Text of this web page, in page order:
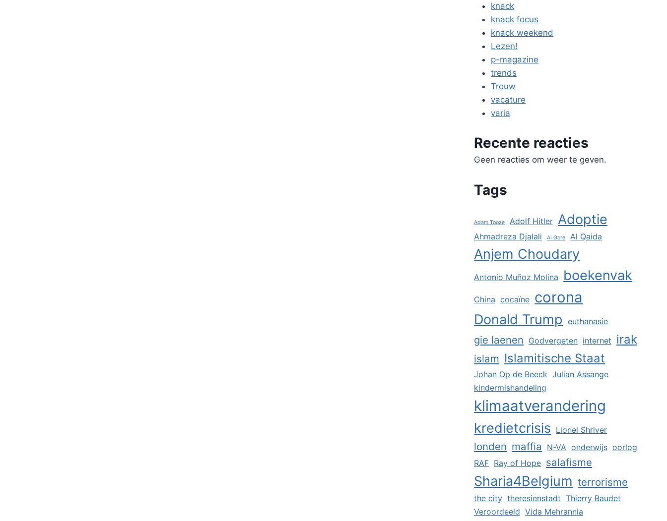
knack
knack focus
knack weekend
Lezen!
p-magazine
trends
Trouw
vacature
varia
Recente reacties
Geen reacties om weer te geven.
Tags
Adam Tooze Adolf Hitler Adoptie
Ahmadreza Djalali Al Gore Al Qaida
Anjem Choudary
Antonio Muñoz Molina boekenvak
China cocaïne corona
Donald Trump euthanasie
gie laenen Godvergeten internet irak
islam Islamitische Staat
Johan Op de Beeck Julian Assange
kindermishandeling
klimaatverandering
kredietcrisis Lionel Shriver
londen maffia N-VA onderwijs oorlog
RAF Ray of Hope salafisme
Sharia4Belgium terrorisme
the city theresienstadt Thierry Baudet
Veroordeeld Vida Mehrannia